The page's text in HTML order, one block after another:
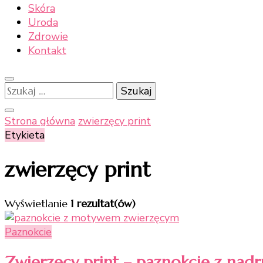
Skóra
Uroda
Zdrowie
Kontakt
Szukaj:
Strona główna zwierzęcy print
Etykieta
zwierzęcy print
Wyświetlanie 1 rezultat(ów)
Paznokcie